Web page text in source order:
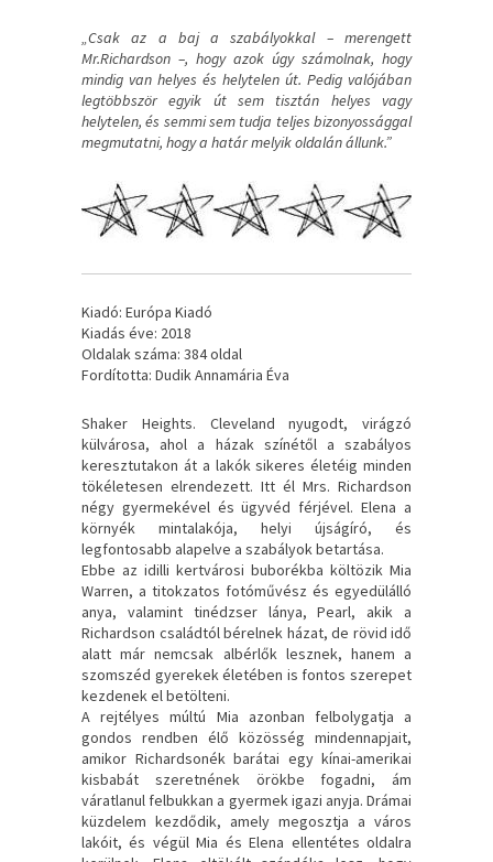
„Csak az a baj a szabályokkal – merengett
Mr.Richardson –, hogy azok úgy számolnak, hogy
mindig van helyes és helytelen út. Pedig valójában
legtöbbször egyik út sem tisztán helyes vagy
helytelen, és semmi sem tudja teljes bizonyossággal
megmutatni, hogy a határ melyik oldalán állunk.”
Kiadó: Európa Kiadó
Kiadás éve: 2018
Oldalak száma: 384 oldal
Fordította: Dudik Annamária Éva
Shaker ​Heights. Cleveland nyugodt, virágzó
külvárosa, ahol a házak színétől a szabályos
keresztutakon át a lakók sikeres életéig minden
tökéletesen elrendezett. Itt él Mrs. Richardson
négy gyermekével és ügyvéd férjével. Elena a
környék mintalakója, helyi újságíró, és
legfontosabb alapelve a szabályok betartása.
Ebbe az idilli kertvárosi buborékba költözik Mia
Warren, a titokzatos fotóművész és egyedülálló
anya, valamint tinédzser lánya, Pearl, akik a
Richardson családtól bérelnek házat, de rövid idő
alatt már nemcsak albérlők lesznek, hanem a
szomszéd gyerekek életében is fontos szerepet
kezdenek el betölteni.
A rejtélyes múltú Mia azonban felbolygatja a
gondos rendben élő közösség mindennapjait,
amikor Richardsonék barátai egy kínai-amerikai
kisbabát szeretnének örökbe fogadni, ám
váratlanul felbukkan a gyermek igazi anyja. Drámai
küzdelem kezdődik, amely megosztja a város
lakóit, és végül Mia és Elena ellentétes oldalra